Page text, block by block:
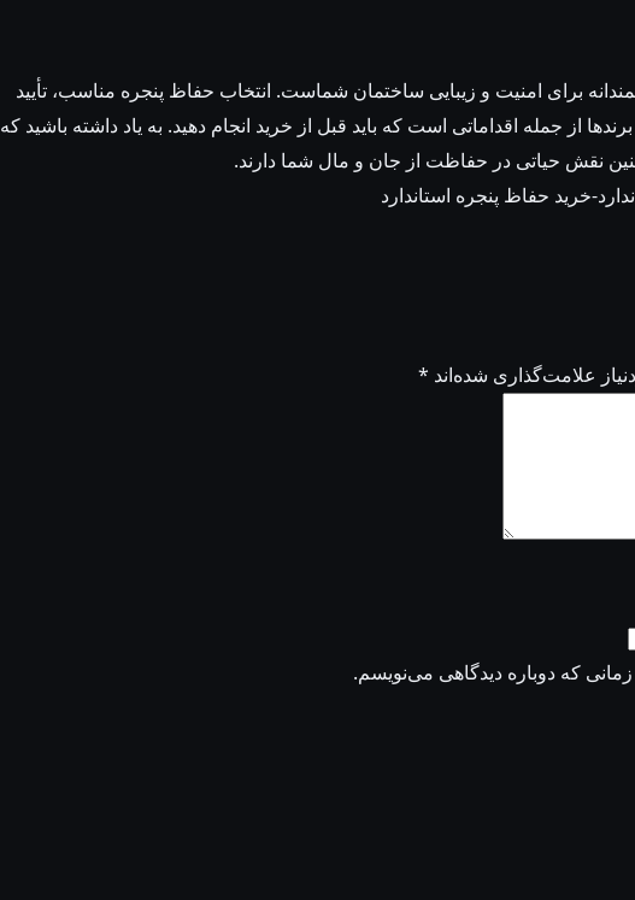
برای امنیت و زیبایی ساختمان شماست. انتخاب حفاظ پنجره مناسب، تأیید
از جمله اقداماتی است که باید قبل از خرید انجام دهید. به یاد داشته باشید که
نقش حیاتی در حفاظت از جان و مال شما دارند.
خرید حفاظ پنجره استاندارد
علامت‌گذاری شده‌اند *
که دوباره دیدگاهی می‌نویسم.